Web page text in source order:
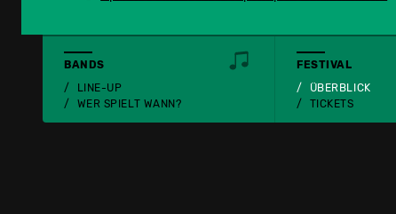
BANDS
LINE-UP
WER SPIELT WANN?
FESTIVAL
ÜBERBLICK
TICKETS